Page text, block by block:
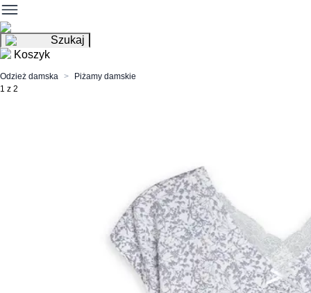
Szukaj
Koszyk
Odzież damska
Piżamy damskie
1 z 2